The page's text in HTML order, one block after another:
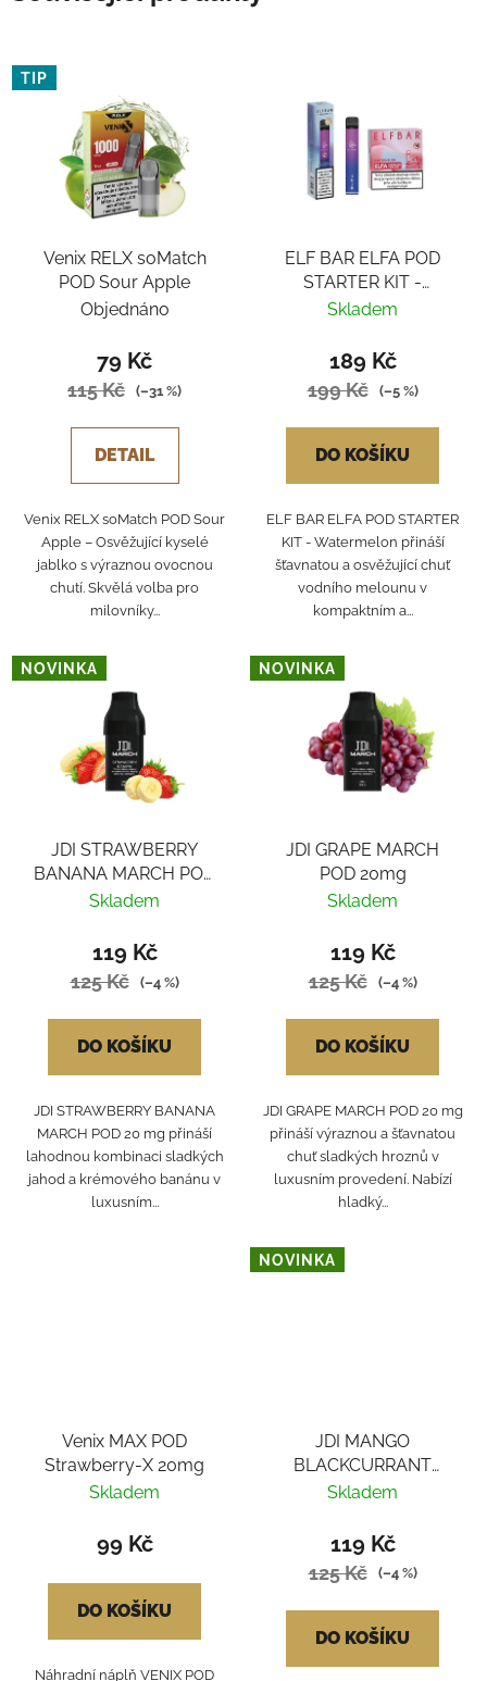
TIP
Venix RELX soMatch
POD Sour Apple
Objednáno
79 Kč
115 Kč (–31 %)
DETAIL
Venix RELX soMatch POD Sour
Apple – Osvěžující kyselé
jablko s výraznou ovocnou
chutí. Skvělá volba pro
milovníky...
ELF BAR ELFA POD
STARTER KIT -
WATERMELON
Skladem
189 Kč
199 Kč (–5 %)
DO KOŠÍKU
ELF BAR ELFA POD STARTER
KIT - Watermelon přináší
šťavnatou a osvěžující chuť
vodního melounu v
kompaktním a...
NOVINKA
JDI STRAWBERRY
BANANA MARCH POD
20mg
Skladem
119 Kč
125 Kč (–4 %)
DO KOŠÍKU
JDI STRAWBERRY BANANA
MARCH POD 20 mg přináší
lahodnou kombinaci sladkých
jahod a krémového banánu v
luxusním...
NOVINKA
JDI GRAPE MARCH
POD 20mg
Skladem
119 Kč
125 Kč (–4 %)
DO KOŠÍKU
JDI GRAPE MARCH POD 20 mg
přináší výraznou a šťavnatou
chuť sladkých hroznů v
luxusním provedení. Nabízí
hladký...
Venix MAX POD
Strawberry-X 20mg
Skladem
99 Kč
DO KOŠÍKU
Náhradní náplň VENIX POD
NOVINKA
JDI MANGO
BLACKCURRANT
MARCH POD 20mg
Skladem
119 Kč
125 Kč (–4 %)
DO KOŠÍKU